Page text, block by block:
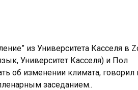
из Университета Касселя в
Университет Касселя) и Пол
об изменении климата, говорил
заседанием..